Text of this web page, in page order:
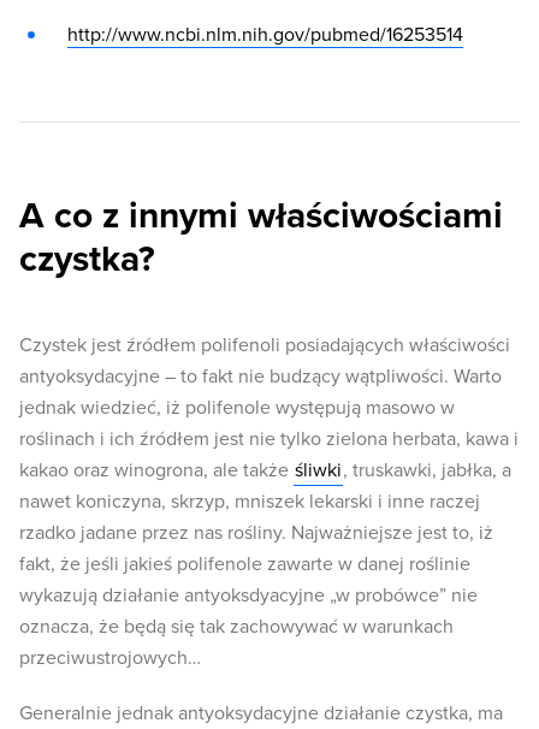
http://www.ncbi.nlm.nih.gov/pubmed/16253514
A co z innymi właściwościami
czystka?
Czystek jest źródłem polifenoli posiadających właściwości
antyoksydacyjne – to fakt nie budzący wątpliwości. Warto
jednak wiedzieć, iż polifenole występują masowo w
roślinach i ich źródłem jest nie tylko zielona herbata, kawa i
kakao oraz winogrona, ale także śliwki, truskawki, jabłka, a
nawet koniczyna, skrzyp, mniszek lekarski i inne raczej
rzadko jadane przez nas rośliny. Najważniejsze jest to, iż
fakt, że jeśli jakieś polifenole zawarte w danej roślinie
wykazują działanie antyoksdyacyjne „w probówce” nie
oznacza, że będą się tak zachowywać w warunkach
przeciwustrojowych…
Generalnie jednak antyoksydacyjne działanie czystka, ma